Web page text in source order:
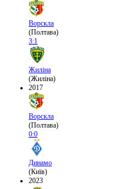
Ворскла
(Полтава)
3:1
Жиліна
(Жиліна)
2017
Ворскла
(Полтава)
0:0
Динамо
(Київ)
2023